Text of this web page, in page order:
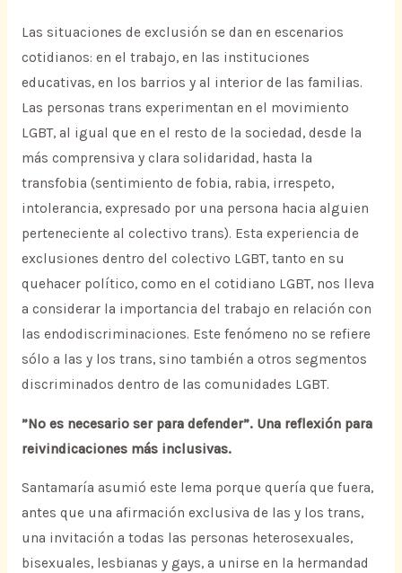
Las situaciones de exclusión se dan en escenarios
cotidianos: en el trabajo, en las instituciones
educativas, en los barrios y al interior de las familias.
Las personas trans experimentan en el movimiento
LGBT, al igual que en el resto de la sociedad, desde la
más comprensiva y clara solidaridad, hasta la
transfobia (sentimiento de fobia, rabia, irrespeto,
intolerancia, expresado por una persona hacia alguien
perteneciente al colectivo trans). Esta experiencia de
exclusiones dentro del colectivo LGBT, tanto en su
quehacer político, como en el cotidiano LGBT, nos lleva
a considerar la importancia del trabajo en relación con
las endodiscriminaciones. Este fenómeno no se refiere
sólo a las y los trans, sino también a otros segmentos
discriminados dentro de las comunidades LGBT.
”No es necesario ser para defender”. Una reflexión para
reivindicaciones más inclusivas.
Santamaría asumió este lema porque quería que fuera,
antes que una afirmación exclusiva de las y los trans,
una invitación a todas las personas heterosexuales,
bisexuales, lesbianas y gays, a unirse en la hermandad